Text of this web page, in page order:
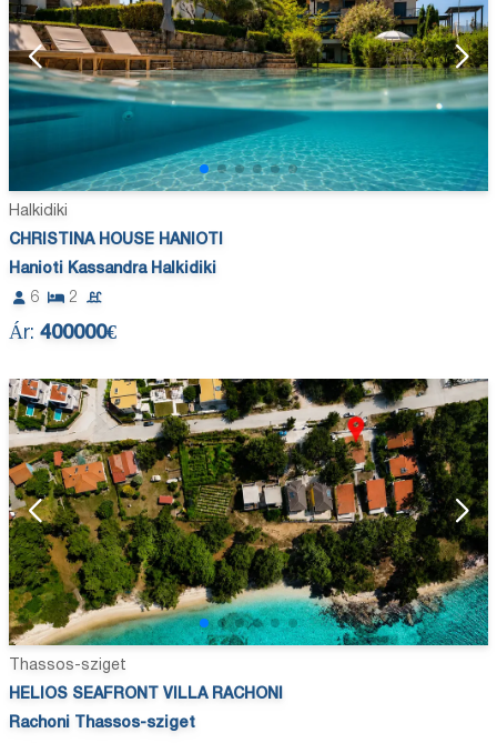
Halkidiki
CHRISTINA HOUSE HANIOTI
Hanioti Kassandra Halkidiki
6
2
Ár: 400000€
Thassos-sziget
HELIOS SEAFRONT VILLA RACHONI
Rachoni Thassos-sziget